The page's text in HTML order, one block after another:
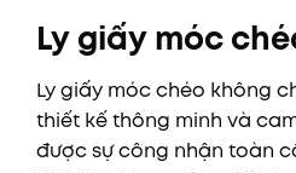
Ly giấy móc
Ly giấy móc chéo không
thiết kế thông minh và
được sự công nhận toàn